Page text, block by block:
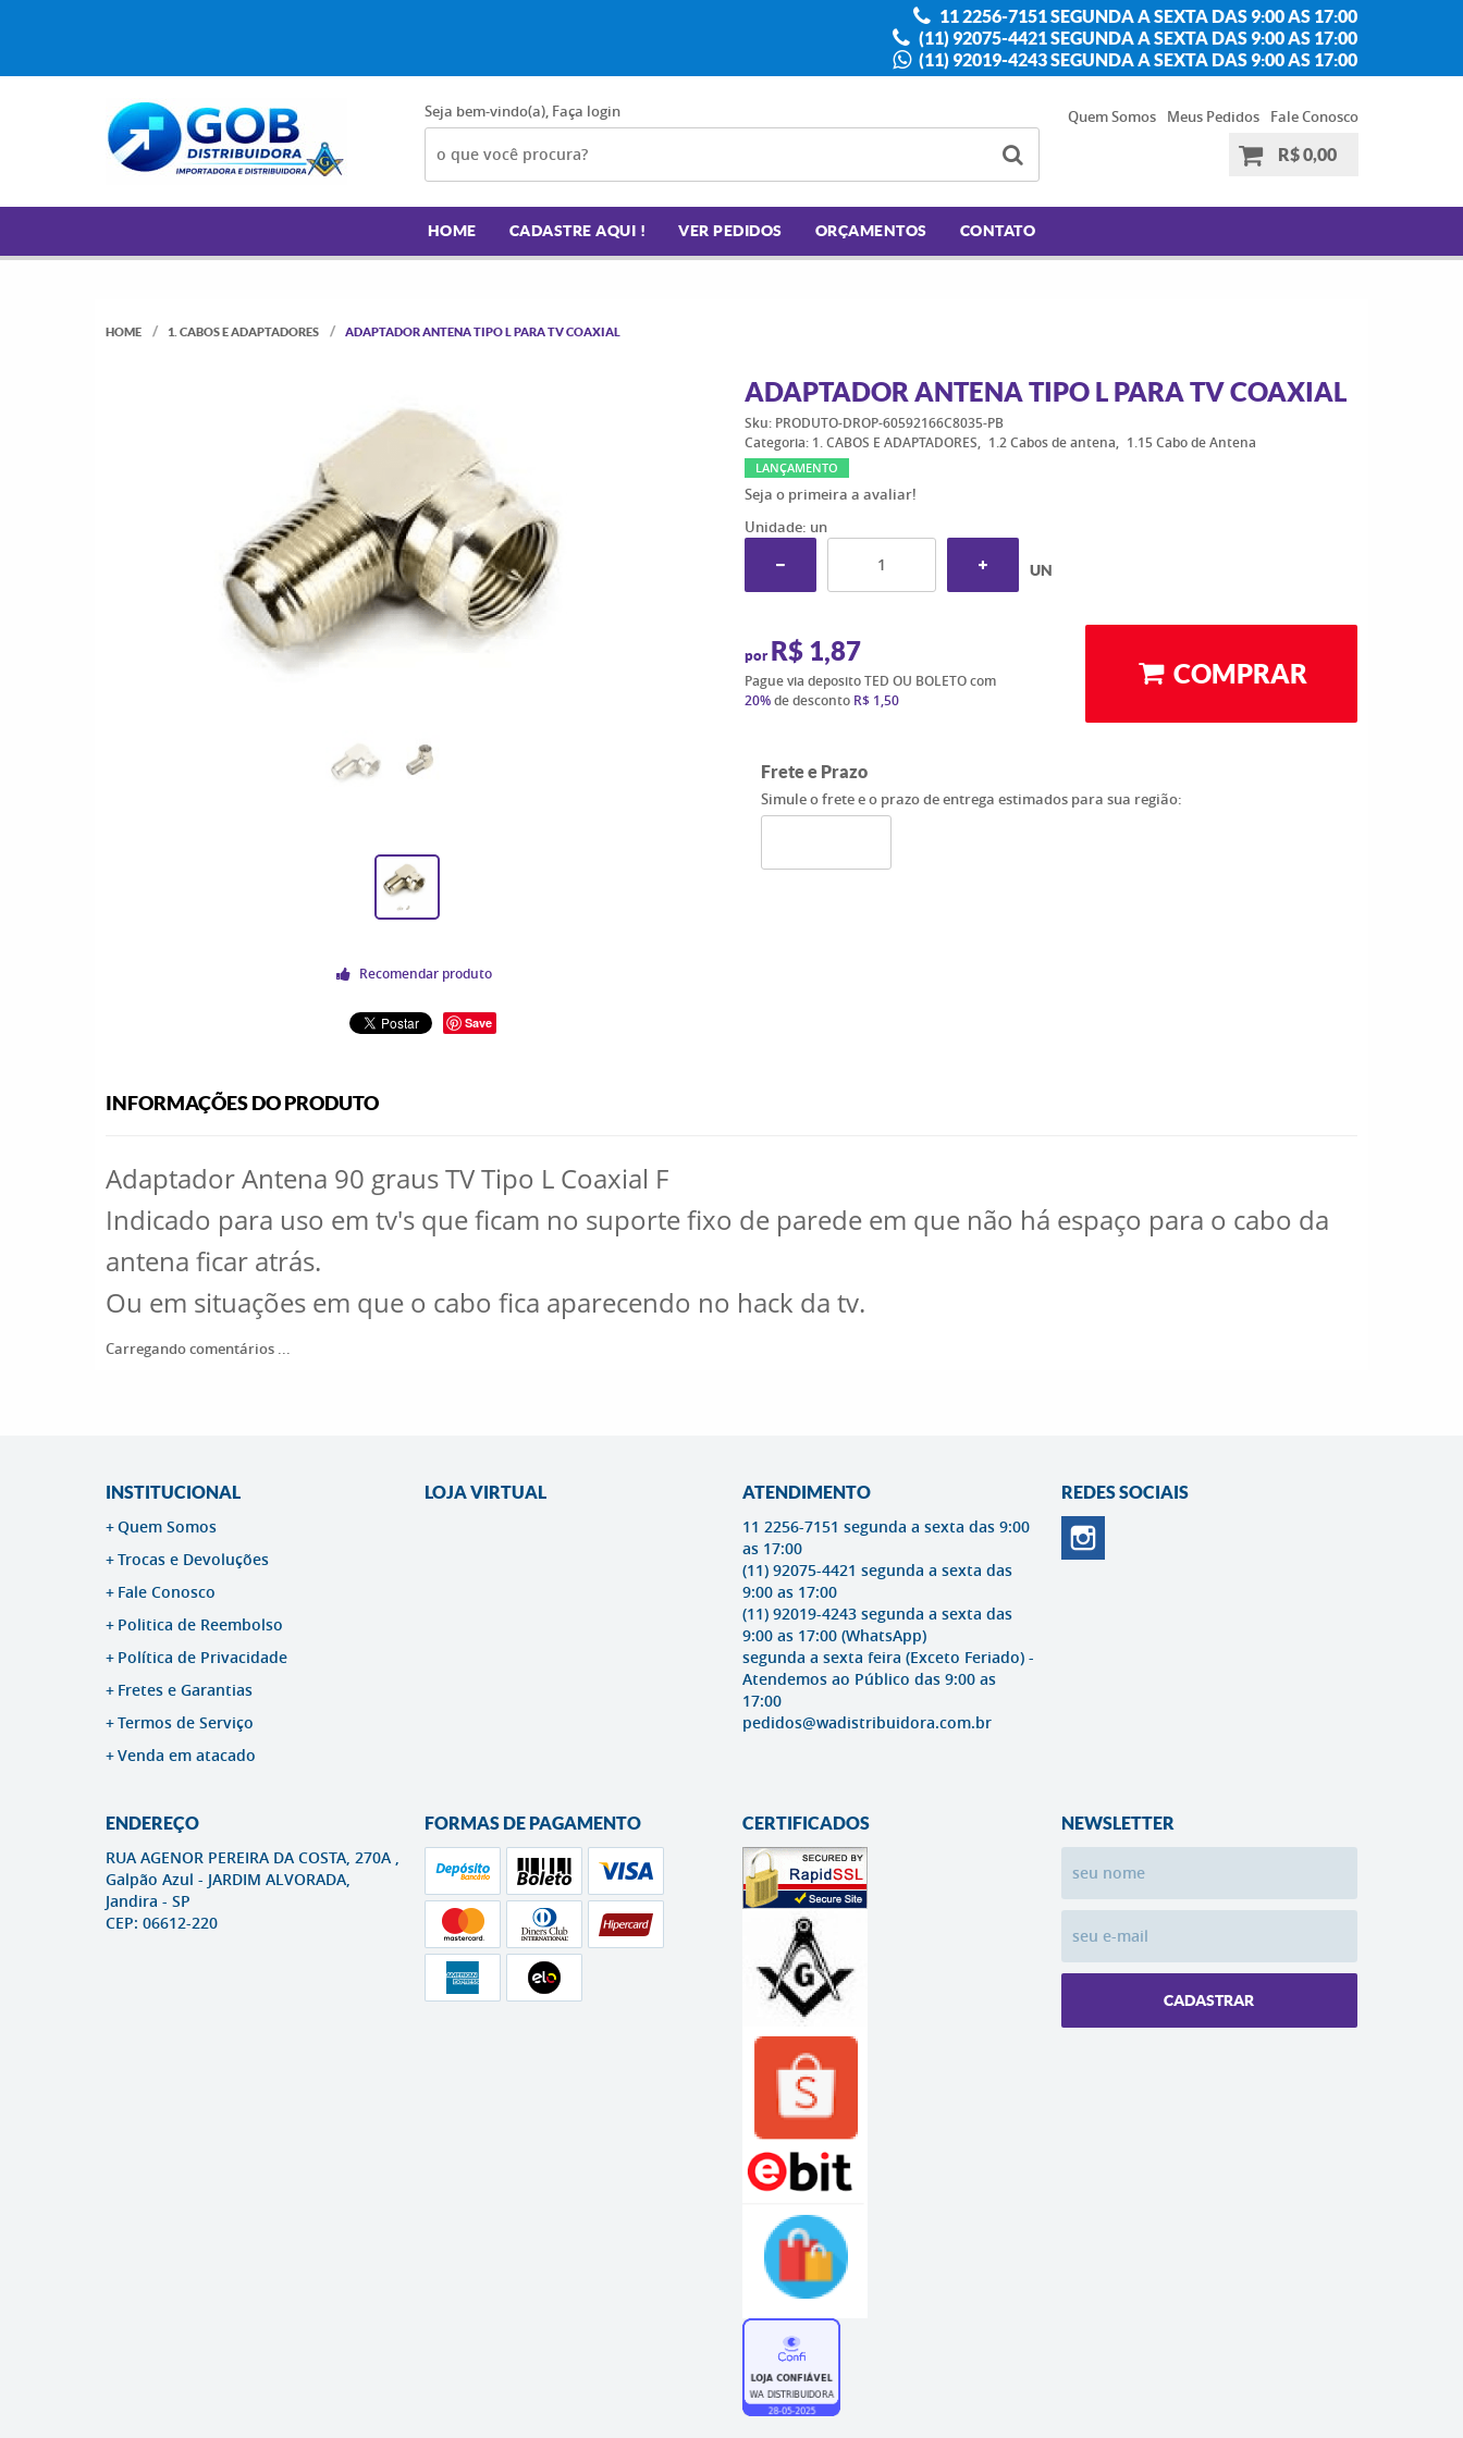
11 2256-7151 SEGUNDA A SEXTA DAS 9:00 AS 17:00
(11) 92075-4421 SEGUNDA A SEXTA DAS 9:00 AS 17:00
(11) 92019-4243 SEGUNDA A SEXTA DAS 9:00 AS 17:00
Seja bem-vindo(a), Faça login Quem Somos Meus Pedidos
Fale Conosco
R$ 0,00
HOME CADASTRE AQUI ! VER PEDIDOS ORÇAMENTOS CONTATO
HOME 1. CABOS E ADAPTADORES ADAPTADOR ANTENA TIPO L PARA TV COAXIAL
Recomendar produto
Save
ADAPTADOR ANTENA TIPO L PARA TV COAXIAL
Sku: PRODUTO-DROP-60592166C8035-PB
Categoria: 1. CABOS E ADAPTADORES 1.2 Cabos de antena 1.15 Cabo de Antena
LANÇAMENTO
Seja o primeira a avaliar!
Unidade: un
UN
por R$ 1,87
Pague via deposito TED OU BOLETO com
20%de desconto R$ 1,50
COMPRAR
Frete e Prazo
Simule o frete e o prazo de entrega estimados para sua região:
INFORMAÇÕES DO PRODUTO
Adaptador Antena 90 graus TV Tipo L Coaxial F
Indicado para uso em tv's que ficam no suporte fixo de parede em que não há espaço para o cabo da
antena ficar atrás.
Ou em situações em que o cabo fica aparecendo no hack da tv.
Carregando comentários ...
INSTITUCIONAL
Quem Somos
Trocas e Devoluções
Fale Conosco
Politica de Reembolso
Política de Privacidade
Fretes e Garantias
Termos de Serviço
Venda em atacado
LOJA VIRTUAL ATENDIMENTO
11 2256-7151 segunda a sexta das 9:00
as 17:00
(11) 92075-4421 segunda a sexta das
9:00 as 17:00
(11) 92019-4243 segunda a sexta das
9:00 as 17:00 (WhatsApp)
segunda a sexta feira (Exceto Feriado) -
Atendemos ao Público das 9:00 as
17:00
pedidos@wadistribuidora.com.br
REDES SOCIAIS
ENDEREÇO
RUA AGENOR PEREIRA DA COSTA, 270A ,
Galpão Azul - JARDIM ALVORADA,
Jandira - SP
CEP: 06612-220
FORMAS DE PAGAMENTO CERTIFICADOS NEWSLETTER
CADASTRAR